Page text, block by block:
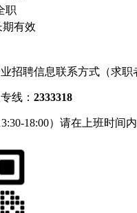
职
有效
招聘信息联系方式（求
线： 2333318
18:00）请在上班时间